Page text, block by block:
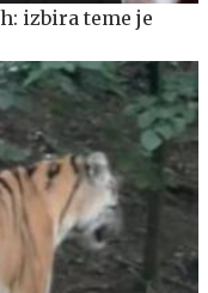
izbira teme je